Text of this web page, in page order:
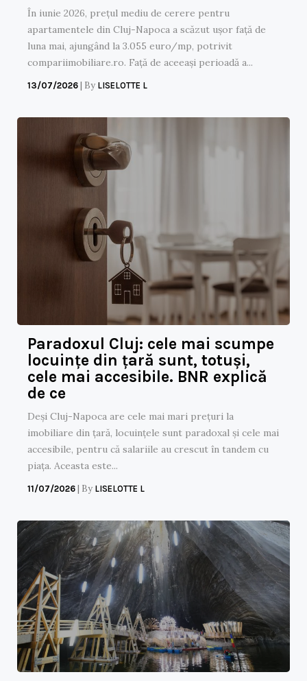
În iunie 2026, prețul mediu de cerere pentru
apartamentele din Cluj-Napoca a scăzut ușor față de
luna mai, ajungând la 3.055 euro/mp, potrivit
compariimobiliare.ro. Față de aceeași perioadă a...
13/07/2026 | By LISELOTTE L
Paradoxul Cluj: cele mai scumpe
locuințe din țară sunt, totuși,
cele mai accesibile. BNR explică
de ce
Deși Cluj-Napoca are cele mai mari prețuri la
imobiliare din țară, locuințele sunt paradoxal și cele mai
accesibile, pentru că salariile au crescut în tandem cu
piața. Aceasta este...
11/07/2026 | By LISELOTTE L